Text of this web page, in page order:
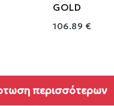
GOLD
106.89 €
περισσότερων